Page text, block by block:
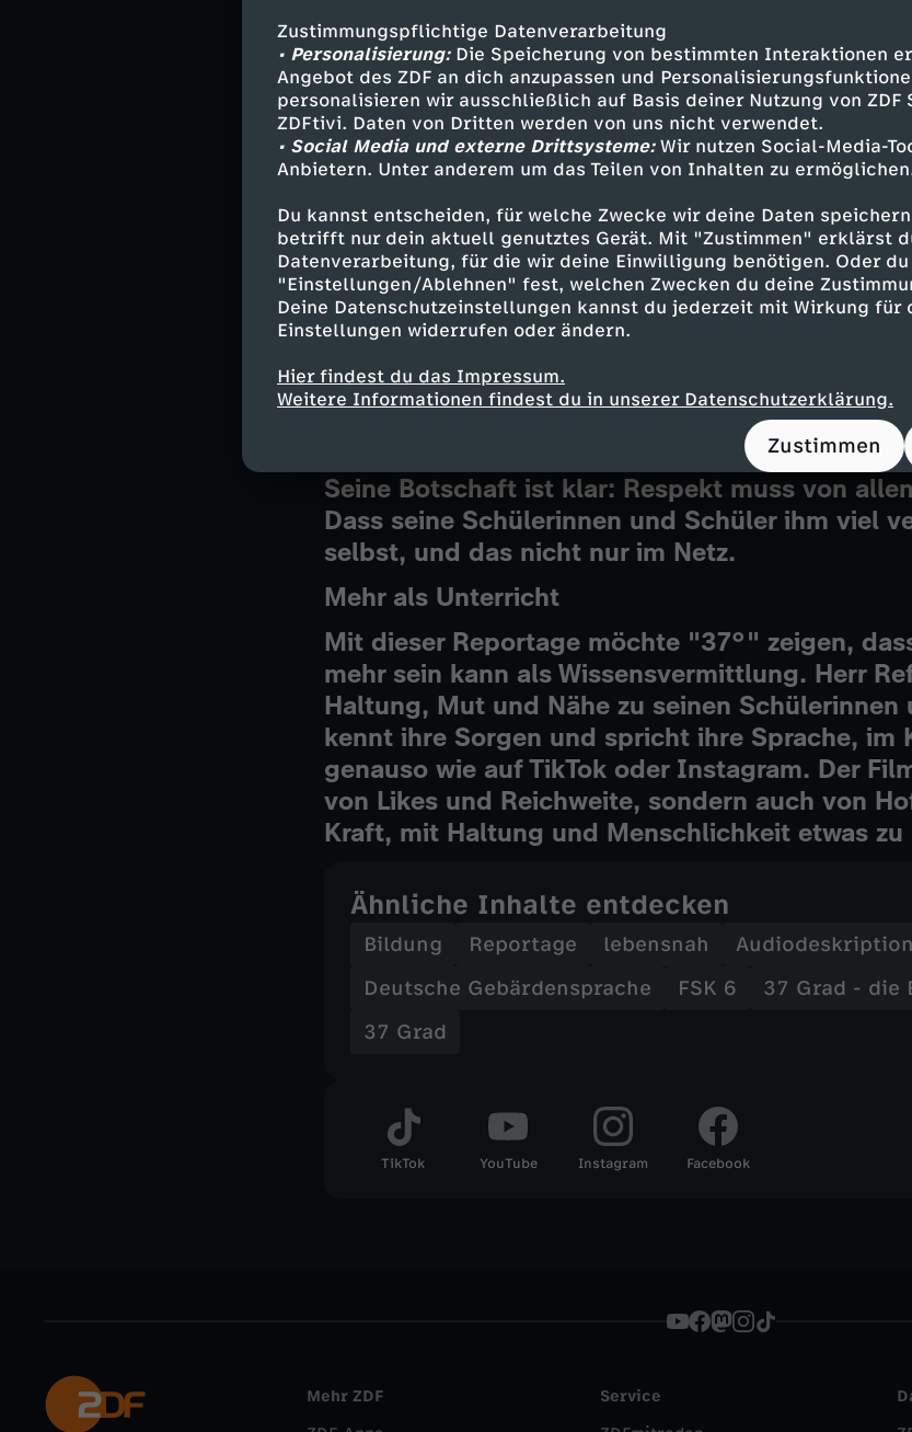
Zustimmungspflichtige Datenverarbeitung
• Personalisierung:Die Speicherung von bestimmten Interaktionen
Angebot des ZDF an dich anzupassen und
personalisieren wir ausschließlich auf Basis deiner Nutzung von ZDF
ZDFtivi. Daten von Dritten werden von uns nicht verwendet.
• Social Media und externe Drittsysteme:Wir nutzen Social-Media-
Anbietern. Unter anderem um das Teilen von Inhalten zu
Du kannst entscheiden, für welche Zwecke wir deine Daten
betrifft nur dein aktuell genutztes Gerät. Mit "Zustimmen" erklärst
Datenverarbeitung, für die wir deine Einwilligung benötigen. Oder
"Einstellungen/Ablehnen" fest, welchen Zwecken du deine
Deine Datenschutzeinstellungen kannst du jederzeit mit Wirkung für
Einstellungen widerrufen oder ändern.
Hier findest du das Impressum.
Weitere Informationen findest du in unserer Datenschutzerklärung.
Zustimmen
Seine persönliche Geschichte ist geprägt von
Noch vor seiner Geburt wurden seine Eltern in
abgeschoben, zwei Brüder starben bei einem
Mutter lag im Koma. Die verwaisten Eltern
Deutschland aufgenommen und bekamen in
Reff war der Jüngste. Er wuchs mit
und kämpfte sich gegen alle Widerstände zum
das Studium, um Lehrer zu werden.
Respekt für alle
Heute will er vor allem eines: seinen
beibringen, an sich selbst zu glauben. Mit der
arbeitet er an einem Kinderschutzkonzept,
sicherer Ort wird. Und er erzählt offen von
etwa, wie ihn ein Spitzname verletzte, den eine
Seine Botschaft ist klar: Respekt muss von
Dass seine Schülerinnen und Schüler ihm viel
selbst, und das nicht nur im Netz.
Mehr als Unterricht
Mit dieser Reportage möchte "37°" zeigen,
mehr sein kann als Wissensvermittlung. Herr
Haltung, Mut und Nähe zu seinen Schülerinnen
kennt ihre Sorgen und spricht ihre Sprache, im
genauso wie auf TikTok oder Instagram. Der
von Likes und Reichweite, sondern auch von
Kraft, mit Haltung und Menschlichkeit etwas zu
Ähnliche Inhalte entdecken
Bildung Reportage lebensnah Audiodeskription
Deutsche Gebärdensprache
FSK 6
37 Grad - die
37 Grad
TikTok YouTube Instagram Facebook
Mehr ZDF
Service